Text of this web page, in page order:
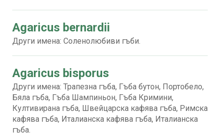
Agaricus bernardii
Други имена: Соленолюбиви гъби.
Agaricus bisporus
Други имена: Трапезна гъба, Гъба бутон, Портобело,
Бяла гъба, Гъба Шампиньон, Гъба Кримини,
Култивирана гъба, Швейцарска кафява гъба, Римска
кафява гъба, Италианска кафява гъба, Италианска
гъба.